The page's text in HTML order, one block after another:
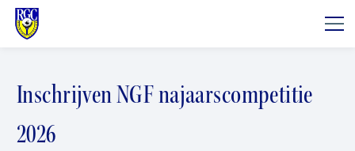
Inschrijven NGF najaarscompetitie
2026